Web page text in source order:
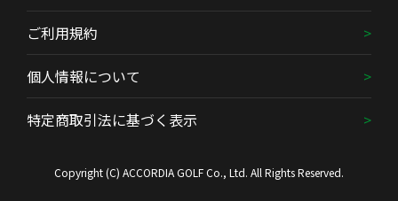
ご利用規約
個人情報について
特定商取引法に基づく表示
Copyright (C) ACCORDIA GOLF Co., Ltd. All Rights Reserved.